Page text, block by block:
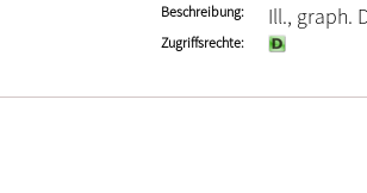
Beschreibung Ill., graph.
Zugriffsrechte